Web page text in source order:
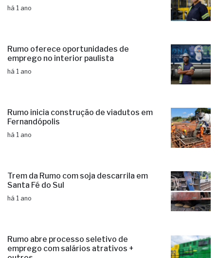
há 1 ano
Rumo oferece oportunidades de
emprego no interior paulista
há 1 ano
Rumo inicia construção de viadutos em
Fernandópolis
há 1 ano
Trem da Rumo com soja descarrila em
Santa Fé do Sul
há 1 ano
Rumo abre processo seletivo de
emprego com salários atrativos +